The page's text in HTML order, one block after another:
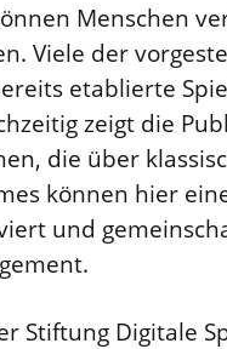
Menschen
Viele der
etablierte
zeigt die
die über
können hier
und
Stiftung Digitale